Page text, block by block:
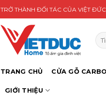
TRỞ THÀNH ĐỐI TÁC CỦA VIỆT
Tìm
TRANG CHỦ CỬA GỖ
GIỚI THIỆU